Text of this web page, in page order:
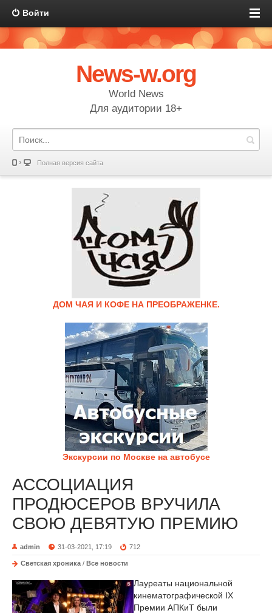
Войти
News-w.org
World News
Для аудитории 18+
Полная версия сайта
ДОМ ЧАЯ И КОФЕ НА ПРЕОБРАЖЕНКЕ.
Экскурсии по Москве на автобусе
АССОЦИАЦИЯ
ПРОДЮСЕРОВ ВРУЧИЛА
СВОЮ ДЕВЯТУЮ ПРЕМИЮ
admin 31-03-2021, 17:19 712
Светская хроника / Все новости
Лауреаты национальной
кинематографической IX
Премии АПКиТ были